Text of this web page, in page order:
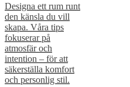
Designa ett rum runt
den känsla du vill
skapa. Våra tips
fokuserar på
atmosfär och
intention – för att
säkerställa komfort
och personlig stil.